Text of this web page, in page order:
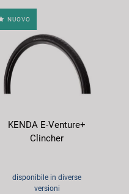
NUOVO
KENDA E-Venture+
Clincher
disponibile in diverse
versioni